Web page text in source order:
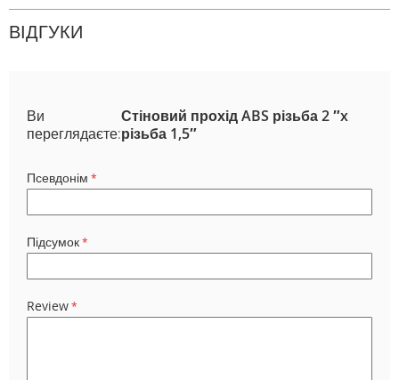
ВІДГУКИ
Ви
переглядаєте:
Стіновий прохід ABS різьба 2 ″x
різьба 1,5″
Псевдонім
Підсумок
Review